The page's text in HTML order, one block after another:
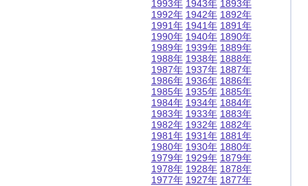
1993年
1992年
1991年
1990年
1989年
1988年
1987年
1986年
1985年
1984年
1983年
1982年
1981年
1980年
1979年
1978年
1977年
1943年
1942年
1941年
1940年
1939年
1938年
1937年
1936年
1935年
1934年
1933年
1932年
1931年
1930年
1929年
1928年
1927年
1893年
1892年
1891年
1890年
1889年
1888年
1887年
1886年
1885年
1884年
1883年
1882年
1881年
1880年
1879年
1878年
1877年